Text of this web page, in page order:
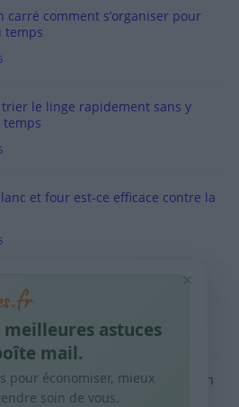
carré comment s’organiser pour
temps
trier le linge rapidement sans y
temps
et four est-ce efficace contre la
: routine simple +
aident
: comment économiser en
acheter 10 sprays
×
meilleures astuces
mail.
pour économiser, mieux
soin de vous.